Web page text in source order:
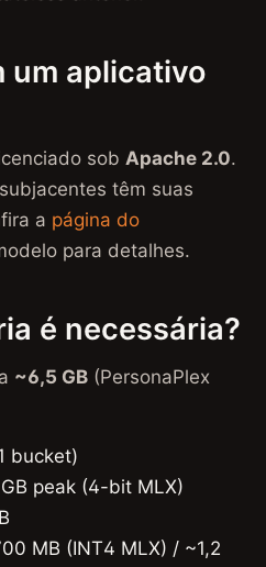
um aplicativo
sob Apache 2.0.
têm suas
a página do
para detalhes.
é necessária?
~6,5 GB (PersonaPlex
bucket)
peak (4-bit MLX)
MB (INT4 MLX) / ~1,2